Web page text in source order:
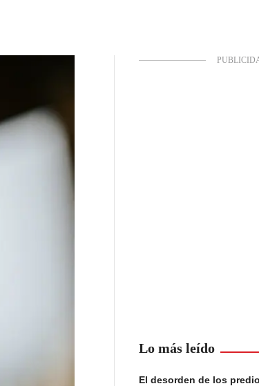
Lo más leído
El desorden de los